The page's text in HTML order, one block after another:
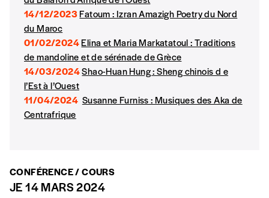
Par numéro
5€*
*Prix indicatif, frais de port inclus
Format papier (livraison uniquement
en Belgique)
14/12/2023Fatoum : Izran Amazigh Poetry du Nord
du Maroc
01/02/2024Elina et Maria Markatatoul : Traditions
de mandoline et de sérénade de Grèce
14/03/2024Shao-Huan Hung : Sheng chinois d e
l’Est à l’Ouest
11/04/2024 Susanne Furniss : Musiques des Aka de
Centrafrique
CONFÉRENCE / COURS
JE 14 MARS 2024